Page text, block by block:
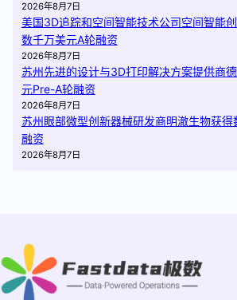
2026年8月7日
美国3D追踪和空间智能技术公司空间智能
数千万美元A轮融资
2026年8月7日
苏州先进的设计与3D打印解决方案提供商
元Pre-A轮融资
2026年8月7日
苏州眼部微型创新器械研发商明澈生物获
融资
2026年8月7日